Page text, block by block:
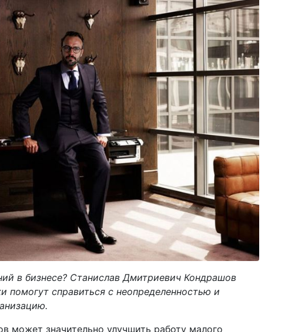
в бизнесе? Станислав Дмитриевич Кондрашов
помогут справиться с неопределенностью и
может значительно улучшить работу малого